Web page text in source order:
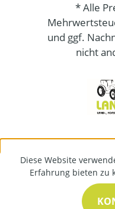
* Alle
und ggf.
nicht
Diese Website
Erfahrung bieten zu